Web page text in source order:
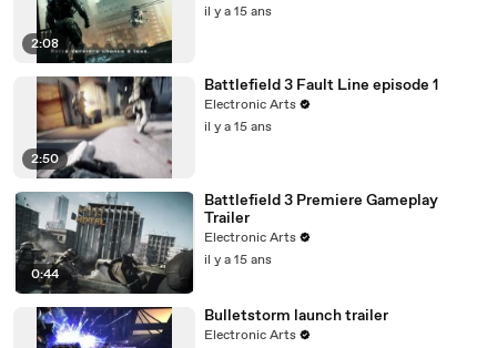
2:08
il y a 15 ans
2:50
Battlefield 3 Fault Line episode 1
Electronic Arts
il y a 15 ans
0:44
Battlefield 3 Premiere Gameplay
Trailer
Electronic Arts
il y a 15 ans
Bulletstorm launch trailer
Electronic Arts